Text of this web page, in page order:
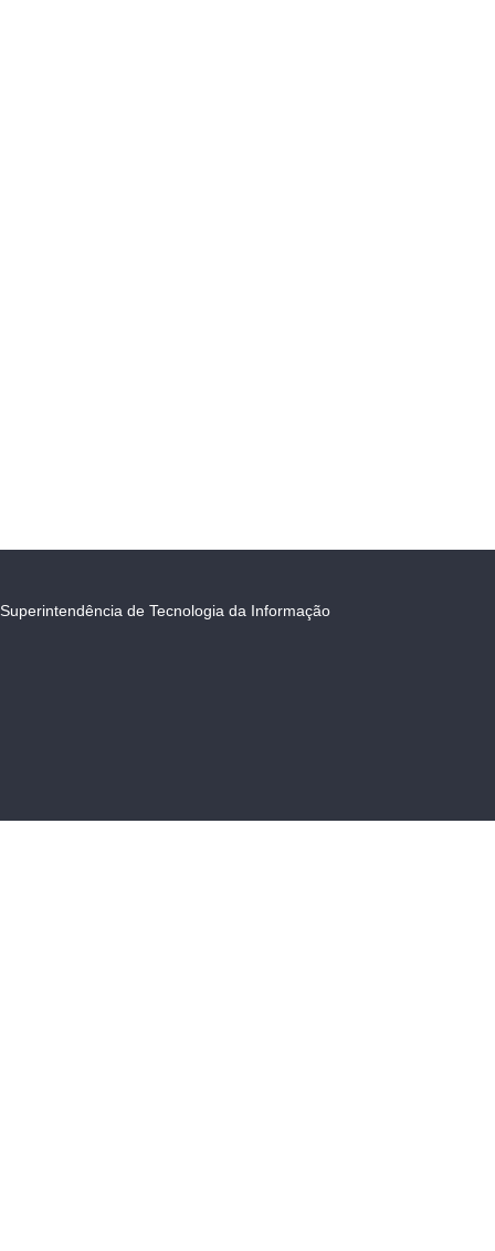
Superintendência de Tecnologia da Informação